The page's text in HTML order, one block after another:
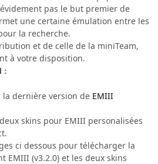
pas le but premier de
une certaine émulation entre les
la recherche.
et de celle de la miniTeam,
à votre disposition.
:
la dernière version de EMIII
skins pour EMIII personalisées
ci dessous pour télécharger la
EMIII (v3.2.0) et les deux skins